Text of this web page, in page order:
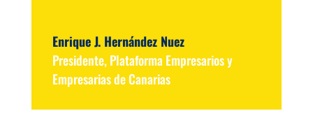
Enrique J. Hernández Nuez
Presidente, Plataforma Empresarios y
Empresarias de Canarias